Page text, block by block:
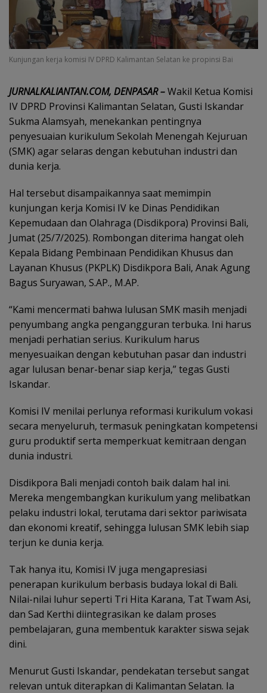
Kunjungan kerja komisi IV DPRD Kalimantan Selatan ke propinsi Bai
JURNALKALIANTAN.COM, DENPASAR –Wakil Ketua Komisi
IV DPRD Provinsi Kalimantan Selatan, Gusti Iskandar
Sukma Alamsyah, menekankan pentingnya
penyesuaian kurikulum Sekolah Menengah Kejuruan
(SMK) agar selaras dengan kebutuhan industri dan
dunia kerja.
Hal tersebut disampaikannya saat memimpin
kunjungan kerja Komisi IV ke Dinas Pendidikan
Kepemudaan dan Olahraga (Disdikpora) Provinsi Bali,
Jumat (25/7/2025). Rombongan diterima hangat oleh
Kepala Bidang Pembinaan Pendidikan Khusus dan
Layanan Khusus (PKPLK) Disdikpora Bali, Anak Agung
Bagus Suryawan, S.AP., M.AP.
“Kami mencermati bahwa lulusan SMK masih menjadi
penyumbang angka pengangguran terbuka. Ini harus
menjadi perhatian serius. Kurikulum harus
menyesuaikan dengan kebutuhan pasar dan industri
agar lulusan benar-benar siap kerja,” tegas Gusti
Iskandar.
Komisi IV menilai perlunya reformasi kurikulum vokasi
secara menyeluruh, termasuk peningkatan kompetensi
guru produktif serta memperkuat kemitraan dengan
dunia industri.
Disdikpora Bali menjadi contoh baik dalam hal ini.
Mereka mengembangkan kurikulum yang melibatkan
pelaku industri lokal, terutama dari sektor pariwisata
dan ekonomi kreatif, sehingga lulusan SMK lebih siap
terjun ke dunia kerja.
Tak hanya itu, Komisi IV juga mengapresiasi
penerapan kurikulum berbasis budaya lokal di Bali.
Nilai-nilai luhur seperti Tri Hita Karana, Tat Twam Asi,
dan Sad Kerthi diintegrasikan ke dalam proses
pembelajaran, guna membentuk karakter siswa sejak
dini.
Menurut Gusti Iskandar, pendekatan tersebut sangat
relevan untuk diterapkan di Kalimantan Selatan. Ia